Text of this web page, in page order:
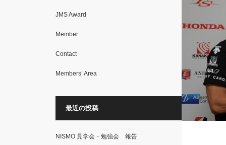
JMS Award
Member
Contact
Members’ Area
最近の投稿
NISMO 見学会・勉強会 報告